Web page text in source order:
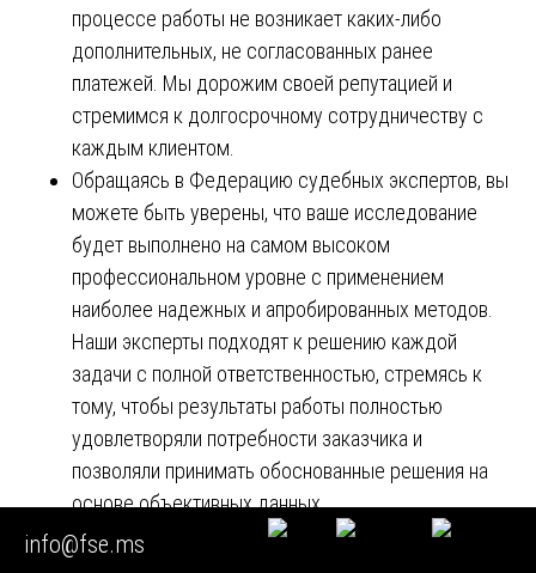
процессе работы не возникает каких-либо
дополнительных, не согласованных ранее
платежей. Мы дорожим своей репутацией и
стремимся к долгосрочному сотрудничеству с
каждым клиентом.
Обращаясь в Федерацию судебных экспертов, вы
можете быть уверены, что ваше исследование
будет выполнено на самом высоком
профессиональном уровне с применением
наиболее надежных и апробированных методов.
Наши эксперты подходят к решению каждой
задачи с полной ответственностью, стремясь к
тому, чтобы результаты работы полностью
удовлетворяли потребности заказчика и
позволяли принимать обоснованные решения на
основе объективных данных.
В заключение подчеркнем, что своевременное
info@fse.ms